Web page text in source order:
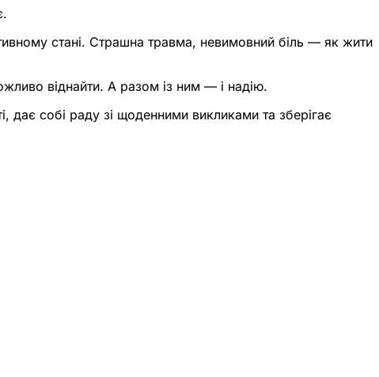
стані. Страшна травма, невимовний біль — як жити
віднайти. А разом із ним — і надію.
дає собі раду зі щоденними викликами та зберігає